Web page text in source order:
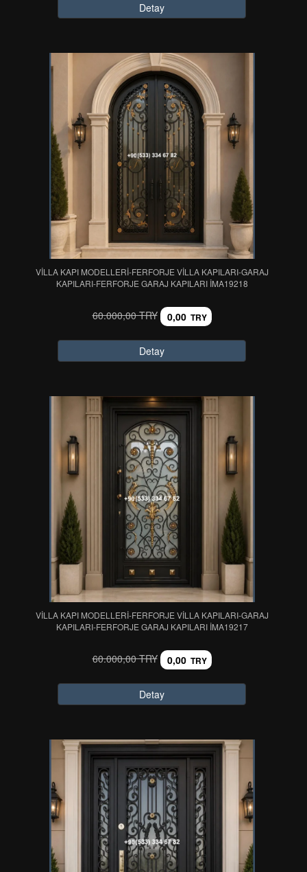
Detay
VİLLA KAPI MODELLERİ-FERFORJE VİLLA KAPILARI-GARAJ
KAPILARI-FERFORJE GARAJ KAPILARI IMA19218
60.000,00 TRY 0,00 TRY
Detay
VİLLA KAPI MODELLERİ-FERFORJE VİLLA KAPILARI-GARAJ
KAPILARI-FERFORJE GARAJ KAPILARI IMA19217
60.000,00 TRY 0,00 TRY
Detay